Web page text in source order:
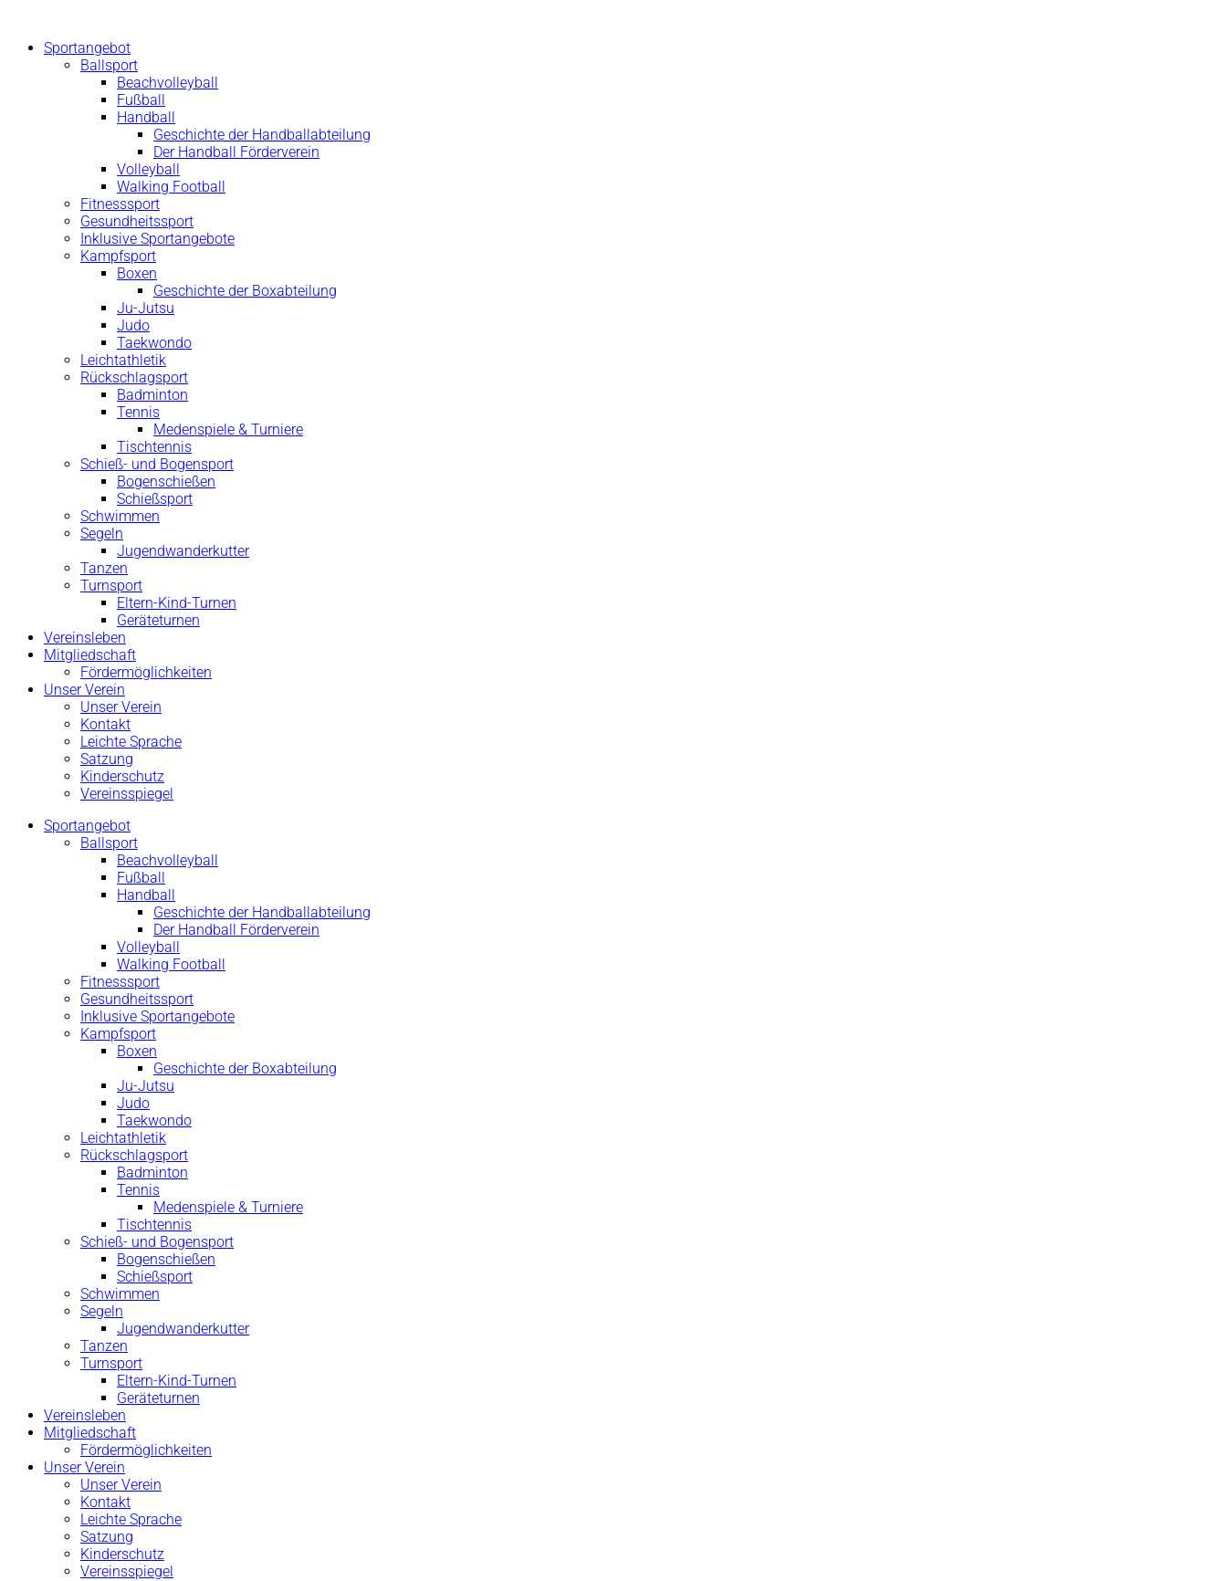
springenSportangebot
Ballsport
Beachvolleyball
Fußball
Handball
Geschichte der Handballabteilung
Der Handball Förderverein
Volleyball
Walking Football
Fitnesssport
Gesundheitssport
Inklusive Sportangebote
Kampfsport
Boxen
Geschichte der Boxabteilung
Ju-Jutsu
Judo
Taekwondo
Leichtathletik
Rückschlagsport
Badminton
Tennis
Medenspiele & Turniere
Tischtennis
Schieß- und Bogensport
Bogenschießen
Schießsport
Schwimmen
Segeln
Jugendwanderkutter
Tanzen
Turnsport
Eltern-Kind-Turnen
Geräteturnen
Vereinsleben
Mitgliedschaft
Fördermöglichkeiten
Unser Verein
Unser Verein
Kontakt
Leichte Sprache
Satzung
Kinderschutz
Vereinsspiegel
Sportangebot
Ballsport
Beachvolleyball
Fußball
Handball
Geschichte der Handballabteilung
Der Handball Förderverein
Volleyball
Walking Football
Fitnesssport
Gesundheitssport
Inklusive Sportangebote
Kampfsport
Boxen
Geschichte der Boxabteilung
Ju-Jutsu
Judo
Taekwondo
Leichtathletik
Rückschlagsport
Badminton
Tennis
Medenspiele & Turniere
Tischtennis
Schieß- und Bogensport
Bogenschießen
Schießsport
Schwimmen
Segeln
Jugendwanderkutter
Tanzen
Turnsport
Eltern-Kind-Turnen
Geräteturnen
Vereinsleben
Mitgliedschaft
Fördermöglichkeiten
Unser Verein
Unser Verein
Kontakt
Leichte Sprache
Satzung
Kinderschutz
Vereinsspiegel